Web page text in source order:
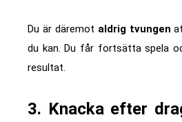
Du är däremot aldrig tvungen
du kan. Du får fortsätta spela
resultat.
3. Knacka efter